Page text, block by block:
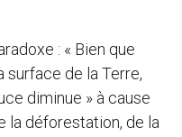
: « Bien que
surface de la Terre,
diminue » à cause
la déforestation, de la